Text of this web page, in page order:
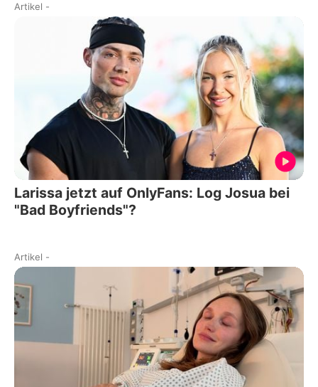
Artikel -
Larissa jetzt auf OnlyFans: Log Josua bei
"Bad Boyfriends"?
Artikel -